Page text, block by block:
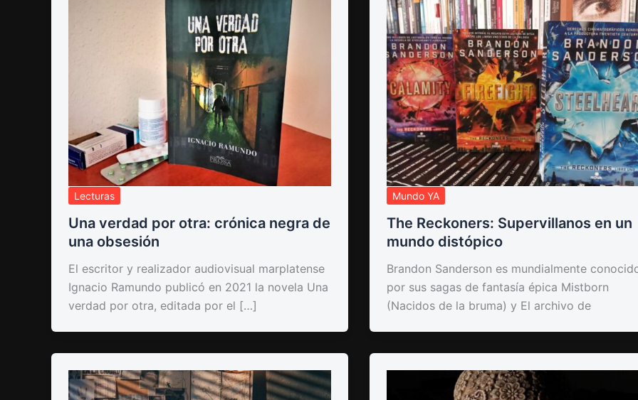
Lecturas
Una verdad por otra: crónica negra de
una obsesión
El escritor y realizador audiovisual marplatense
Ignacio Ramundo publicó en 2021 la novela Una
verdad por otra, editada por el […]
Mundo YA
The Reckoners: Supervillanos en un
mundo distópico
Brandon Sanderson es mundialmente
por sus sagas de fantasía épica Mistborn
(Nacidos de la bruma) y El archivo de